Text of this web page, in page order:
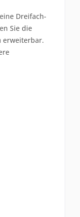
Dreifach-
Sie die
erweiterbar.